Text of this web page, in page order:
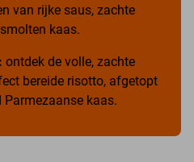
van rijke saus, zachte
kaas.
ontdek de volle, zachte
bereide risotto, afgetopt
kaas.